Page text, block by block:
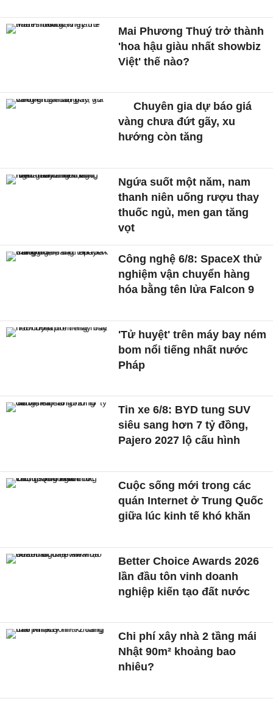
Mai Phương Thuý trở thành
'hoa hậu giàu nhất showbiz
Việt' thế nào?
Chuyên gia dự báo giá
vàng chưa đứt gãy, xu
hướng còn tăng
Ngứa suốt một năm, nam
thanh niên uống rượu thay
thuốc ngủ, men gan tăng
vọt
Công nghệ 6/8: SpaceX thử
nghiệm vận chuyển hàng
hóa bằng tên lửa Falcon 9
'Tử huyệt' trên máy bay ném
bom nổi tiếng nhất nước
Pháp
Tin xe 6/8: BYD tung SUV
siêu sang hơn 7 tỷ đồng,
Pajero 2027 lộ cấu hình
Cuộc sống mới trong các
quán Internet ở Trung Quốc
giữa lúc kinh tế khó khăn
Better Choice Awards 2026
lần đầu tôn vinh doanh
nghiệp kiến tạo đất nước
Chi phí xây nhà 2 tầng mái
Nhật 90m² khoảng bao
nhiêu?